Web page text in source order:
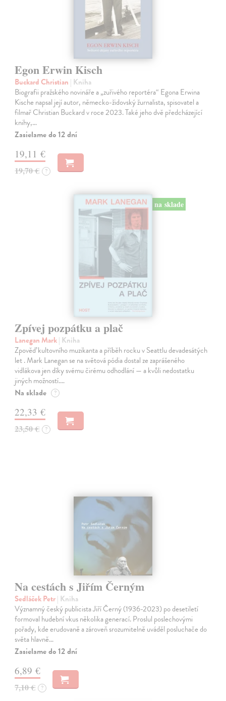
Egon Erwin Kisch
Buckard Christian | Kniha
Biografii pražského novináře a „zuřivého reportéra“ Egona Erwina
Kische napsal její autor, německo-židovský žurnalista, spisovatel a
filmař Christian Buckard v roce 2023. Také jeho dvě předcházející
knihy,…
Zasielame do 12 dní
19,11 €
19,70 € ?
na sklade
Zpívej pozpátku a plač
Lanegan Mark| Kniha
Zpověď kultovního muzikanta a příběh rocku v Seattlu devadesátých
let . Mark Lanegan se na světová pódia dostal ze zaprášeného
vidlákova jen díky svému čirému odhodlání — a kvůli nedostatku
jiných možností.…
Na sklade ?
22,33 €
23,50 € ?
Na cestách s Jiřím Černým
Sedláček Petr| Kniha
Významný český publicista Jiří Černý (1936-2023) po desetiletí
formoval hudební vkus několika generací. Proslul poslechovými
pořady, kde erudovaně a zároveň srozumitelně uváděl posluchače do
světa hlavně…
Zasielame do 12 dní
6,89 €
7,10 € ?